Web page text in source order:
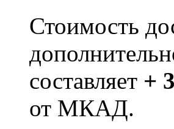
Стоимость
составляет +
от МКАД.